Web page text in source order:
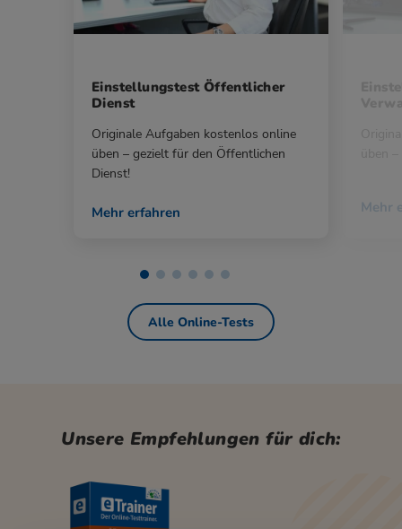
Einstellungstest Öffentlicher
Dienst
Originale Aufgaben kostenlos online
üben – gezielt für den Öffentlichen
Dienst!
Mehr erfahren Mehr
Alle Online-Tests
Unsere Empfehlungen für dich: